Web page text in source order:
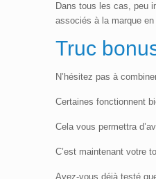
Dans tous les cas, peu
associés à la marque en
Truc
N’hésitez pas à
Certaines fonctionnent
Cela vous permettra
C’est maintenant votre
Avez-vous déjà testé